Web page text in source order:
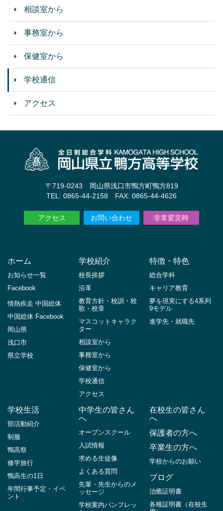
相談室から
事務室から
保健室から
学校通信
アクセス
〒719-0243 岡山県浅口市鴨方町鴨方819
TEL: 0865-44-2158 FAX: 0865-44-4626
アクセス お問い合わせ 非常変災時
ホーム
お知らせ一覧
Facebook
情熱疾走 中国総体
中国総体 Facebook
岡山県
浅口市
県立学校
学校紹介
校長挨拶
沿革
教育方針・校訓・校
歌・校章
マスコットキャラク
ター
相談室から
事務室から
保健室から
学校通信
アクセス
特徴・特色
総合学科
キャリア教育
夢を現実にする4系列
9モデル
進学先・就職先
学校生活
部活動紹介
制服
鴨高祭
修学旅行
鴨高生の1日
年間行事予定・イベ
ント
中学生の皆さん
へ
オープンスクール
入試情報
求める生徒像
よくある質問
先輩・先生からのメ
ッセージ
学校案内パンフレッ
在校生の皆さん
へ
保護者の方へ
卒業生の方へ
学校からのお願い
ブログ
治癒証明書
各種証明書（在校生